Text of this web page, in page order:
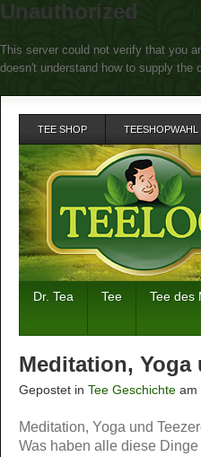
Unauthorized
This server could not verify that you
doesn't understand how to supply the
TEE SHOP TEESHOPWAHL
Dr. Tea Tee Tee des
Meditation, Yoga
Gepostet in Tee Geschichte am
Meditation, Yoga und
Was haben alle diese